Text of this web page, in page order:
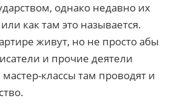
однако недавно их
как там это называется.
живут, но не просто абы
и прочие деятели
классы там проводят и